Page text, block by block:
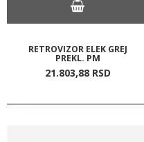
RETROVIZOR ELEK GREJ
PREKL. PM
21.803,88 RSD